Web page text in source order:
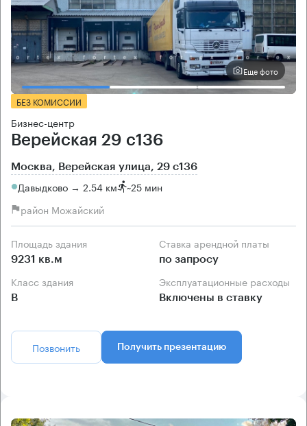
Еще фото
БЕЗ КОМИССИИ
Бизнес-центр
Верейская 29 с136
Москва, Верейская улица, 29 с136
Давыдково → 2.54 км ~25 мин
район Можайский
Площадь здания
9231 кв.м
Ставка арендной платы
по запросу
Класс здания
B
Эксплуатационные расходы
Включены в ставку
Позвонить Получить презентацию